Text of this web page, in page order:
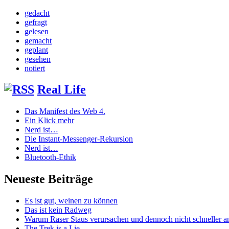
gedacht
gefragt
gelesen
gemacht
geplant
gesehen
notiert
Real Life
Das Manifest des Web 4.
Ein Klick mehr
Nerd ist…
Die Instant-Messenger-Rekursion
Nerd ist…
Bluetooth-Ethik
Neueste Beiträge
Es ist gut, weinen zu können
Das ist kein Radweg
Warum Raser Staus verursachen und dennoch nicht schneller